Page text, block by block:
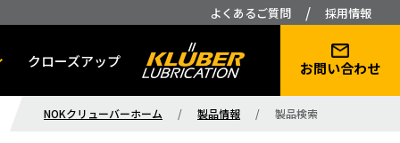
よくあるご質問 / 採用情報
クローズアップ お問い合わせ
NOKクリューバーホーム / 製品情報 / 製品検索